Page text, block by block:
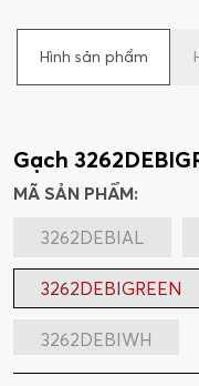
Hình sản phẩm
Gạch
MÃ SẢN PHẨM:
3262DEBIAL
3262DEBIGREEN
3262DEBIWH